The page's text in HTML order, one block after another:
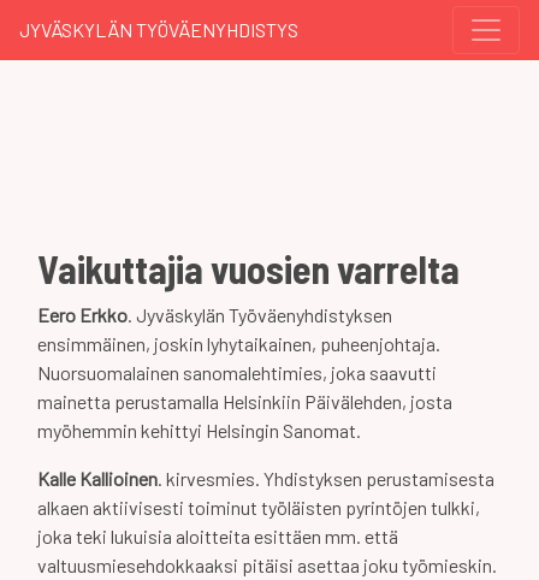
JYVÄSKYLÄN TYÖVÄENYHDISTYS
Vaikuttajia vuosien varrelta
Eero Erkko. Jyväskylän Työväenyhdistyksen
ensimmäinen, joskin lyhytaikainen, puheenjohtaja.
Nuorsuomalainen sanomalehtimies, joka saavutti
mainetta perustamalla Helsinkiin Päivälehden, josta
myöhemmin kehittyi Helsingin Sanomat.
Kalle Kallioinen. kirvesmies. Yhdistyksen perustamisesta
alkaen aktiivisesti toiminut työläisten pyrintöjen tulkki,
joka teki lukuisia aloitteita esittäen mm. että
valtuusmiesehdokkaaksi pitäisi asettaa joku työmieskin.